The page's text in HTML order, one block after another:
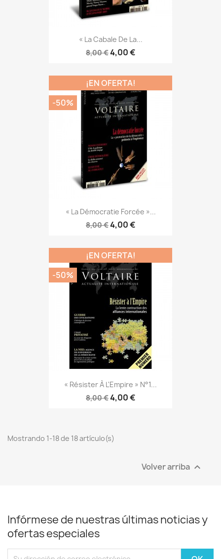
« La Cabale De La...
8,00 €4,00 €
« La Démocratie Forcée »...
8,00 €4,00 €
¡EN OFERTA!
-50%
« Résister À L'Empire » N°1...
8,00 €4,00 €
¡EN OFERTA!
-50%
Mostrando 1-18 de 18 artículo(s)
Volver arriba 
Infórmese de nuestras últimas noticias y
ofertas especiales